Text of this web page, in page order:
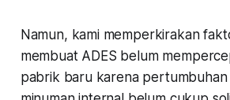
Namun, kami memperkirakan
membuat ADES belum
pabrik baru karena pertumbuhan